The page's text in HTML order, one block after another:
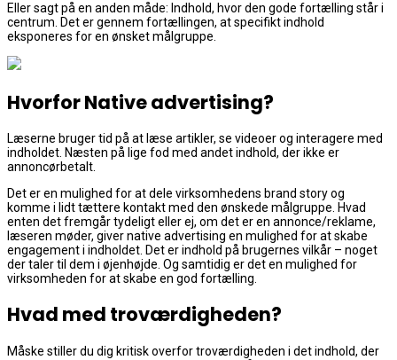
Eller sagt på en anden måde: Indhold, hvor den gode fortælling står i
centrum. Det er gennem fortællingen, at specifikt indhold
eksponeres for en ønsket målgruppe.
Hvorfor Native advertising?
Læserne bruger tid på at læse artikler, se videoer og interagere med
indholdet. Næsten på lige fod med andet indhold, der ikke er
annoncørbetalt.
Det er en mulighed for at dele virksomhedens brand story og
komme i lidt tættere kontakt med den ønskede målgruppe. Hvad
enten det fremgår tydeligt eller ej, om det er en annonce/reklame,
læseren møder, giver native advertising en mulighed for at skabe
engagement i indholdet. Det er indhold på brugernes vilkår – noget
der taler til dem i øjenhøjde. Og samtidig er det en mulighed for
virksomheden for at skabe en god fortælling.
Hvad med troværdigheden?
Måske stiller du dig kritisk overfor troværdigheden i det indhold, der